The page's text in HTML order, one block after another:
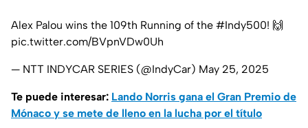
Alex Palou wins the 109th Running of the #Indy500! 🙌
pic.twitter.com/BVpnVDw0Uh
— NTT INDYCAR SERIES (@IndyCar) May 25, 2025
Te puede interesar: Lando Norris gana el Gran Premio de
Mónaco y se mete de lleno en la lucha por el título